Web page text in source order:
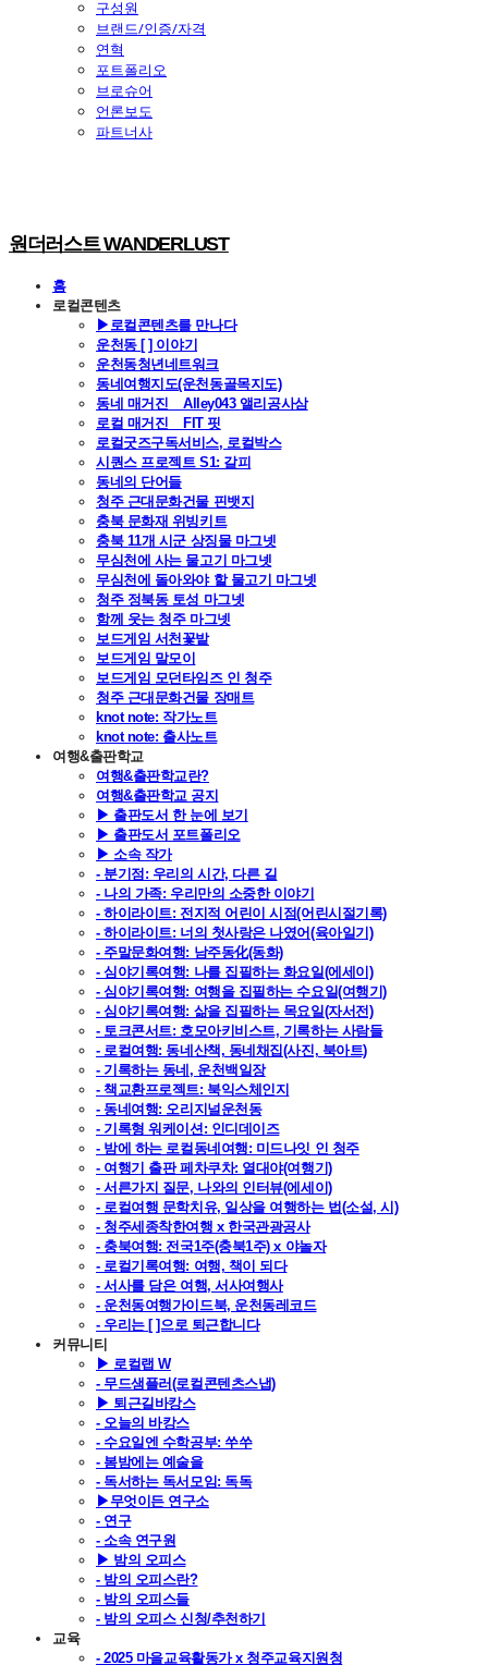
구성원
브랜드/인증/자격
연혁
포트폴리오
브로슈어
언론보도
파트너사
원더러스트 WANDERLUST
홈
로컬콘텐츠
▶로컬콘텐츠를 만나다
운천동 [ ] 이야기
운천동청년네트워크
동네여행지도(운천동골목지도)
동네 매거진 _ Alley043 앨리공사삼
로컬 매거진 _ FIT 핏
로컬굿즈구독서비스, 로컬박스
시퀀스 프로젝트 S1: 갈피
동네의 단어들
청주 근대문화건물 핀뱃지
충북 문화재 위빙키트
충북 11개 시군 상징물 마그넷
무심천에 사는 물고기 마그넷
무심천에 돌아와야 할 물고기 마그넷
청주 정북동 토성 마그넷
함께 웃는 청주 마그넷
보드게임 서천꽃밭
보드게임 말모이
보드게임 모던타임즈 인 청주
청주 근대문화건물 장매트
knot note: 작가노트
knot note: 출사노트
여행&출판학교
여행&출판학교란?
여행&출판학교 공지
▶ 출판도서 한 눈에 보기
▶ 출판도서 포트폴리오
▶ 소속 작가
- 분기점: 우리의 시간, 다른 길
- 나의 가족: 우리만의 소중한 이야기
- 하이라이트: 전지적 어린이 시점(어린시절기록)
- 하이라이트: 너의 첫사랑은 나였어(육아일기)
- 주말문화여행: 남주동化(동화)
- 심야기록여행: 나를 집필하는 화요일(에세이)
- 심야기록여행: 여행을 집필하는 수요일(여행기)
- 심야기록여행: 삶을 집필하는 목요일(자서전)
- 토크콘서트: 호모아키비스트, 기록하는 사람들
- 로컬여행: 동네산책, 동네채집(사진, 북아트)
- 기록하는 동네, 운천백일장
- 책교환프로젝트: 북익스체인지
- 동네여행: 오리지널운천동
- 기록형 워케이션: 인디데이즈
- 밤에 하는 로컬동네여행: 미드나잇 인 청주
- 여행기 출판 페차쿠차: 열대야(여행기)
- 서른가지 질문, 나와의 인터뷰(에세이)
- 로컬여행 문학치유, 일상을 여행하는 법(소설, 시)
- 청주세종착한여행 x 한국관광공사
- 충북여행: 전국1주(충북1주) x 야놀자
- 로컬기록여행: 여행, 책이 되다
- 서사를 담은 여행, 서사여행사
- 운천동여행가이드북, 운천동레코드
- 우리는 [ ]으로 퇴근합니다
커뮤니티
▶ 로컬랩 W
- 무드샘플러(로컬콘텐츠스냅)
▶ 퇴근길바캉스
- 오늘의 바캉스
- 수요일엔 수학공부: 쑤쑤
- 봄밤에는 예술을
- 독서하는 독서모임: 독독
▶무엇이든 연구소
- 연구
- 소속 연구원
▶ 밤의 오피스
- 밤의 오피스란?
- 밤의 오피스들
- 밤의 오피스 신청/추천하기
교육
- 2025 마을교육활동가 x 청주교육지원청